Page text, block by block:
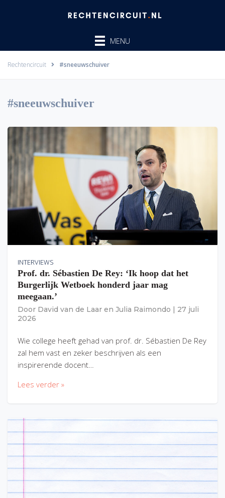
MENU
Rechtencircuit #sneeuwschuiver
#sneeuwschuiver
INTERVIEWS
Prof. dr. Sébastien De Rey: ‘Ik hoop dat het
Burgerlijk Wetboek honderd jaar mag
meegaan.’
Door David van de Laar en Julia Raimondo
27 juli
2026
Wie college heeft gehad van prof. dr. Sébastien De Rey
zal hem vast en zeker beschrijven als een
inspirerende docent…
Lees verder »